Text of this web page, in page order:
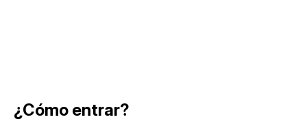
¿Cómo entrar?